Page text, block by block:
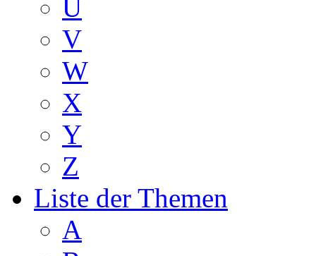
U
V
W
X
Y
Z
Liste der Themen
A